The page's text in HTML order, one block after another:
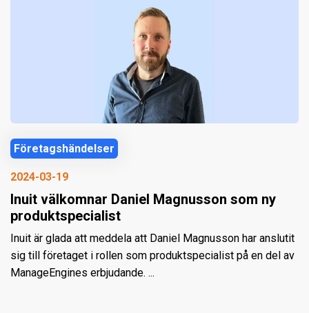
Företagshändelser
2024-03-19
Inuit välkomnar Daniel Magnusson som ny
produktspecialist
Inuit är glada att meddela att Daniel Magnusson har anslutit
sig till företaget i rollen som produktspecialist på en del av
ManageEngines erbjudande. ...